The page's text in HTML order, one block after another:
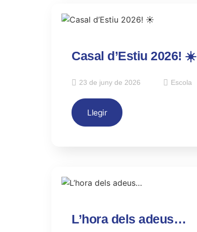
Casal d’Estiu 2026! ☀️
23 de juny de 2026 Escola
Llegir
L’hora dels adeus…